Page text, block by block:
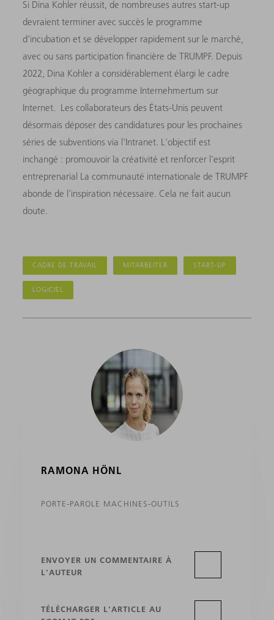
Si Dina Kohler réussit, de nombreuses autres start-up
devraient terminer avec succès le programme
d'incubation et se développer rapidement sur le marché,
avec ou sans participation financière de TRUMPF. Depuis
2022, Dina Kohler a considérablement élargi le cadre
géographique du programme Internehmertum sur
Internet. Les collaborateurs des États-Unis peuvent
désormais déposer des candidatures pour les prochaines
séries de subventions via l'Intranet. L'objectif est
inchangé : promouvoir la créativité et renforcer l'esprit
entreprenarial La communauté internationale de TRUMPF
abonde de l'inspiration nécessaire. Cela ne fait aucun
doute.
CADRE DE TRAVAIL MITARBEITER START-UP
LOGICIEL
RAMONA HÖNL
PORTE-PAROLE MACHINES-OUTILS
ENVOYER UN COMMENTAIRE À
L'AUTEUR
TÉLÉCHARGER L'ARTICLE AU